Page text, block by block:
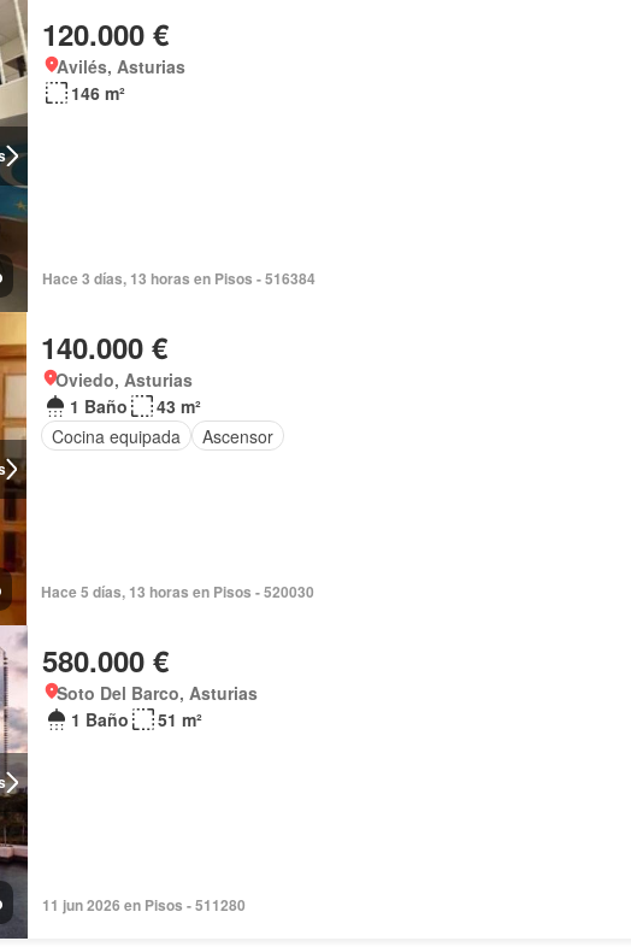
120.000 €
Avilés, Asturias
146 m²
Hace 3 días, 13 horas en Pisos - 516384
140.000 €
Oviedo, Asturias
1 Baño
43 m²
Cocina equipada
Ascensor
Hace 5 días, 13 horas en Pisos - 520030
580.000 €
Soto Del Barco, Asturias
1 Baño
51 m²
11 jun 2026 en Pisos - 511280